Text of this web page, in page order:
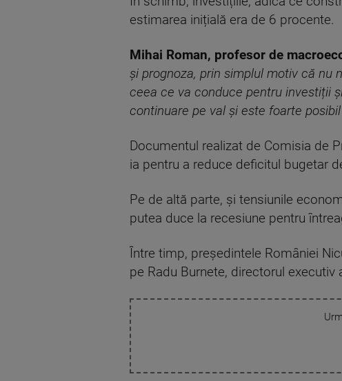
estimarea inițială era de 6 procente.
Mihai Roman, profesor de
și prognoza, prin simplul motiv că nu
ceea ce va conduce pentru investiții
continuare pe val și este foarte
Documentul realizat de Comisia de
ia pentru a reduce deficitul bugetar
Pe de altă parte, și tensiunile
putea duce la recesiune pentru
Între timp, președintele României
pe Radu Burnete, directorul